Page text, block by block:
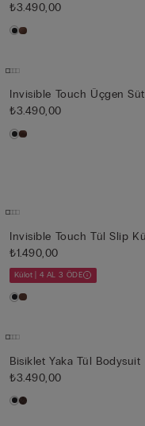
₺3.490,00
Invisible Touch Üçgen
₺3.490,00
Invisible Touch Tül Slip
₺1.490,00
Külot | 4 AL 3 ÖDE
Bisiklet Yaka Tül Bodysuit
₺3.490,00